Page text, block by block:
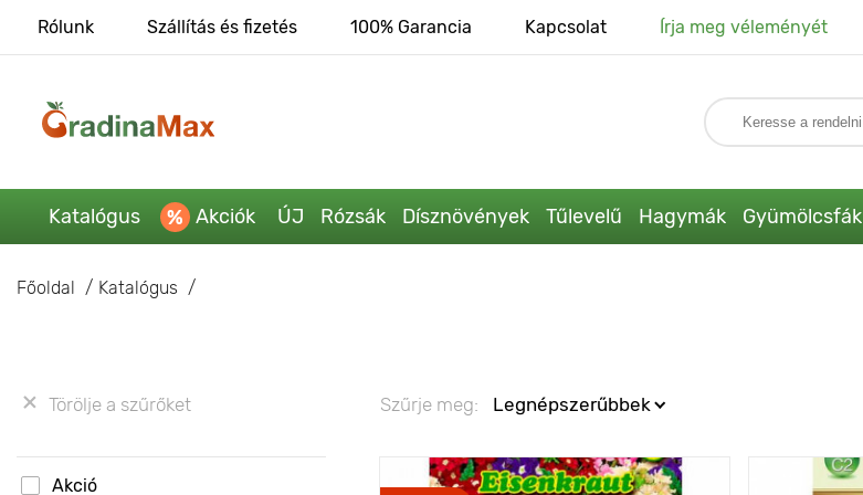
Rólunk Szállítás és fizetés 100% Garancia Kapcsolat Írja meg véleményét
Katalógus Akciók ÚJ Rózsák Dísznövények Tűlevelű Hagymák Gyümölcsfák
Főoldal Katalógus
Törölje a szűrőket
Akció
Szűrje meg: Legnépszerűbbek